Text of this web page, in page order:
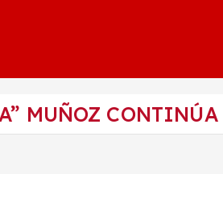
MUÑOZ